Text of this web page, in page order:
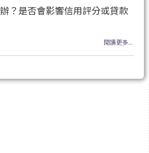
？是否會影響信用評分或貸款
閱讀更多...